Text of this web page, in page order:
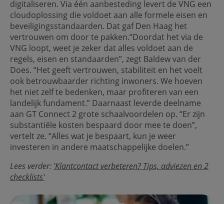
digitaliseren. Via één aanbesteding levert de VNG een
cloudoplossing die voldoet aan alle formele eisen en
beveiligingsstandaarden. Dat gaf Den Haag het
vertrouwen om door te pakken.“Doordat het via de
VNG loopt, weet je zeker dat alles voldoet aan de
regels, eisen en standaarden”, zegt Baldew van der
Does. “Het geeft vertrouwen, stabiliteit en het voelt
ook betrouwbaarder richting inwoners. We hoeven
het niet zelf te bedenken, maar profiteren van een
landelijk fundament.” Daarnaast leverde deelname
aan GT Connect 2 grote schaalvoordelen op. “Er zijn
substantiële kosten bespaard door mee te doen”,
vertelt ze. “Alles wat je bespaart, kun je weer
investeren in andere maatschappelijke doelen.”
Lees verder: 'Klantcontact verbeteren? Tips, adviezen en 2
checklists'